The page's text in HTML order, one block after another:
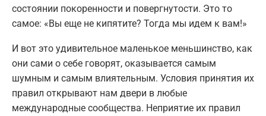
состоянии покоренности и повергнутости. Это то
самое: «Вы еще не кипятите? Тогда мы идем к вам!»
И вот это удивительное маленькое меньшинство, как
они сами о себе говорят, оказывается самым
шумным и самым влиятельным. Условия принятия их
правил открывают нам двери в любые
международные сообщества. Неприятие их правил